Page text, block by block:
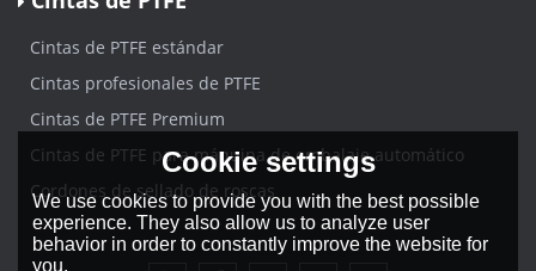
Cintas de PTFE estándar
Cintas profesionales de PTFE
Cintas de PTFE Premium
Cintas de PTFE para máquina de embalaje automático
Cordones de sellado de roscas
Cookie settings
We use cookies to provide you with the best possible
experience. They also allow us to analyze user
behavior in order to constantly improve the website for
you.